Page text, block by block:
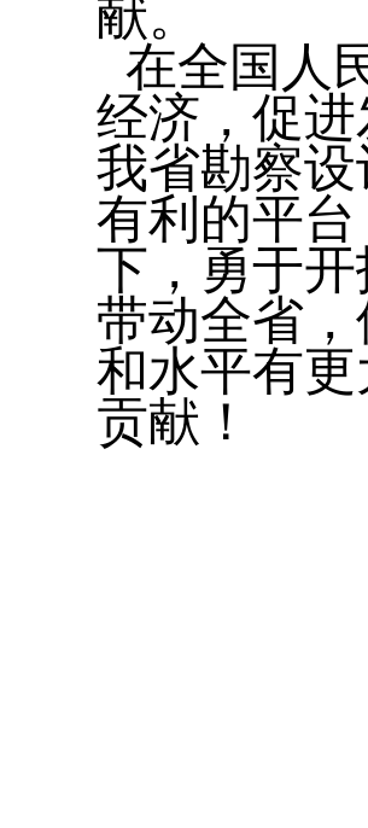
献。
在全国人
经济，促
我省勘察
有利的平
下，勇于
带动全省
和水平有
贡献！